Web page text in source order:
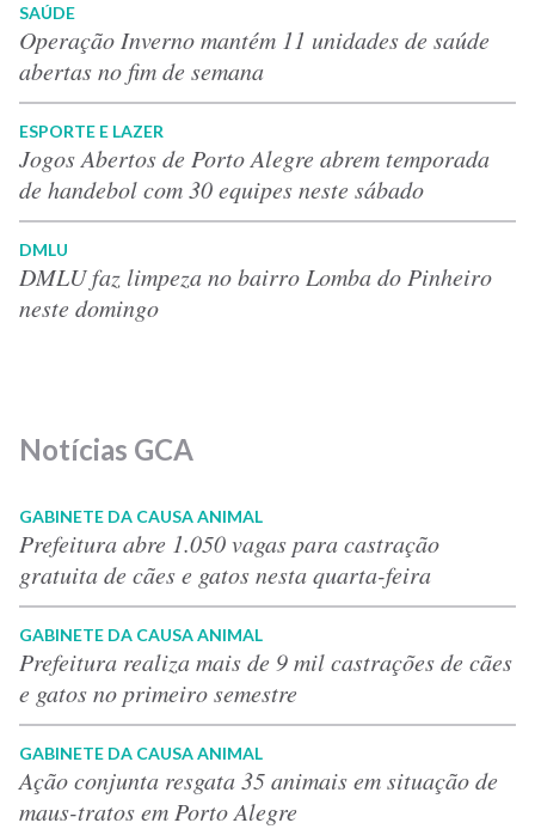
SAÚDE
Operação Inverno mantém 11 unidades de saúde
abertas no fim de semana
ESPORTE E LAZER
Jogos Abertos de Porto Alegre abrem temporada
de handebol com 30 equipes neste sábado
DMLU
DMLU faz limpeza no bairro Lomba do Pinheiro
neste domingo
Notícias GCA
GABINETE DA CAUSA ANIMAL
Prefeitura abre 1.050 vagas para castração
gratuita de cães e gatos nesta quarta-feira
GABINETE DA CAUSA ANIMAL
Prefeitura realiza mais de 9 mil castrações de cães
e gatos no primeiro semestre
GABINETE DA CAUSA ANIMAL
Ação conjunta resgata 35 animais em situação de
maus-tratos em Porto Alegre